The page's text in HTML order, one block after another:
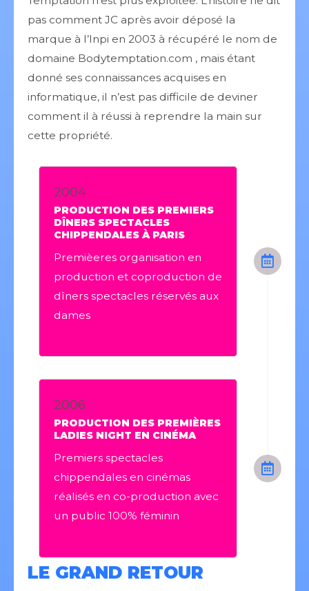
pas comment JC après avoir déposé la
marque à l’Inpi en 2003 à récupéré le nom de
domaine Bodytemptation.com , mais étant
donné ses connaissances acquises en
informatique, il n’est pas difficile de deviner
comment il à réussi à reprendre la main sur
cette propriété.
2004
PRODUCTION DES PREMIERS
DÎNERS SPECTACLES
CHIPPENDALES À PARIS
Premièeres organisation en
production et coproduction de
dîners spectacles réservés aux
dames
2006
PRODUCTION DES PREMIÈRES
LADIES NIGHT EN CINÉMA
Premiers spectacles
chippendales en cinémas
réalisés en co-production avec
un public 100% féminin
LE GRAND RETOUR